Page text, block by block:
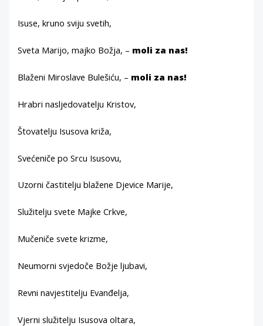
Isuse, kruno sviju svetih,
Sveta Marijo, majko Božja, – moli za nas!
Blaženi Miroslave Bulešiću, – moli za nas!
Hrabri nasljedovatelju Kristov,
Štovatelju Isusova križa,
Svećeniče po Srcu Isusovu,
Uzorni častitelju blažene Djevice Marije,
Služitelju svete Majke Crkve,
Mučeniče svete krizme,
Neumorni svjedoče Božje ljubavi,
Revni navjestitelju Evanđelja,
Vjerni služitelju Isusova oltara,